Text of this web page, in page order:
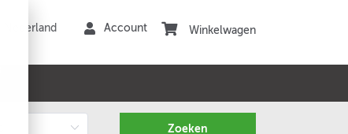
Winkelwagen